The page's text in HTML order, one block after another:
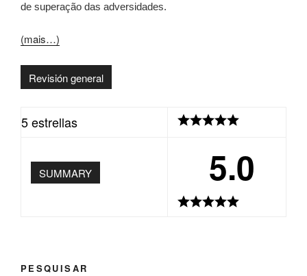
de superação das adversidades.
(mais…)
Revisión general
5 estrellas
SUMMARY 5.0
PESQUISAR